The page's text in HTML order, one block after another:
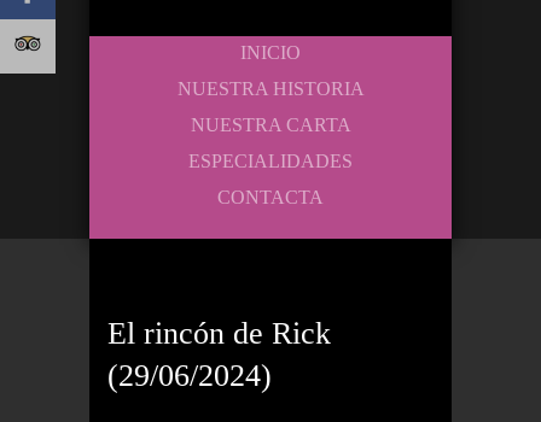
INICIO
NUESTRA HISTORIA
NUESTRA CARTA
ESPECIALIDADES
CONTACTA
El rincón de Rick
(29/06/2024)